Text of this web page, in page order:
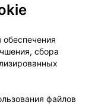
вводимых
следует
с сердечной
сбора
файлов